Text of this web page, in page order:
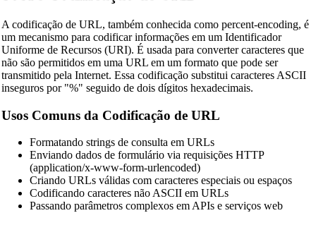
A codificação de URL, também conhecida como percent-encoding, é
um mecanismo para codificar informações em um Identificador
Uniforme de Recursos (URI). É usada para converter caracteres que
não são permitidos em uma URL em um formato que pode ser
transmitido pela Internet. Essa codificação substitui caracteres ASCII
inseguros por "%" seguido de dois dígitos hexadecimais.
Usos Comuns da Codificação de URL
Formatando strings de consulta em URLs
Enviando dados de formulário via requisições HTTP
(application/x-www-form-urlencoded)
Criando URLs válidas com caracteres especiais ou espaços
Codificando caracteres não ASCII em URLs
Passando parâmetros complexos em APIs e serviços web